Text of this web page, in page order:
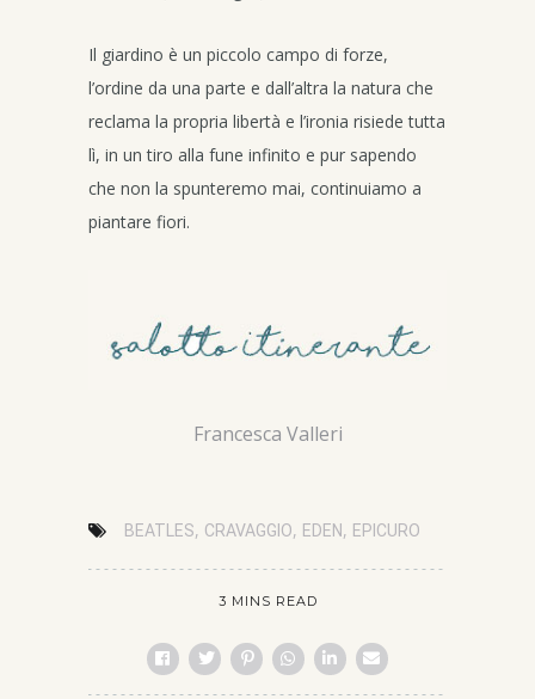
Il giardino è un piccolo campo di forze,
l’ordine da una parte e dall’altra la natura che
reclama la propria libertà e l’ironia risiede tutta
lì, in un tiro alla fune infinito e pur sapendo
che non la spunteremo mai, continuiamo a
piantare fiori.
Francesca Valleri
BEATLES, CRAVAGGIO, EDEN, EPICURO
3 MINS READ